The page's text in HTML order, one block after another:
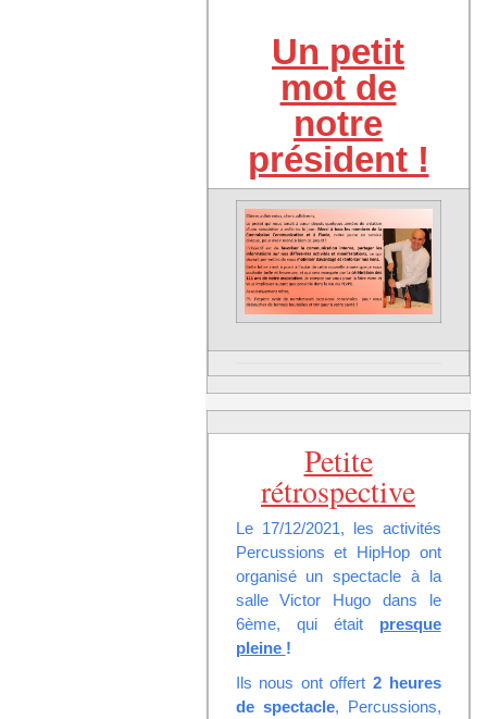
Un petit
mot de
notre
président !
Petite
rétrospective
Le 17/12/2021, les activités
Percussions et HipHop ont
organisé un spectacle à la
salle Victor Hugo dans le
6ème, qui était presque
pleine !
Ils nous ont offert 2 heures
de spectacle, Percussions,